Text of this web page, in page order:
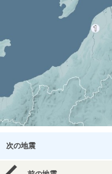
次の地震